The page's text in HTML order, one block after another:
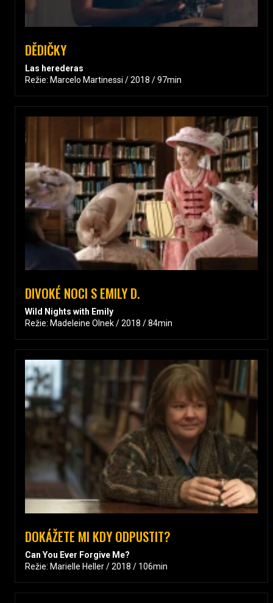
DĚDIČKY
Las herederas
Režie: Marcelo Martinessi / 2018 / 97min
DIVOKÉ NOCI S EMILY D.
Wild Nights with Emily
Režie: Madeleine Olnek / 2018 / 84min
DOKÁŽETE MI KDY ODPUSTIT?
Can You Ever Forgive Me?
Režie: Marielle Heller / 2018 / 106min